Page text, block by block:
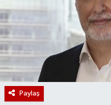
Paylaş